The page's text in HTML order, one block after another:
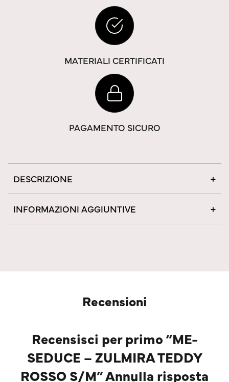
MATERIALI CERTIFICATI
PAGAMENTO SICURO
DESCRIZIONE
INFORMAZIONI AGGIUNTIVE
Recensioni
Recensisci per primo “ME-
SEDUCE – ZULMIRA TEDDY
ROSSO S/M” Annulla risposta